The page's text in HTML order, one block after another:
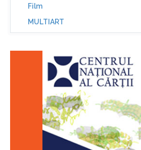
Film
MULTIART